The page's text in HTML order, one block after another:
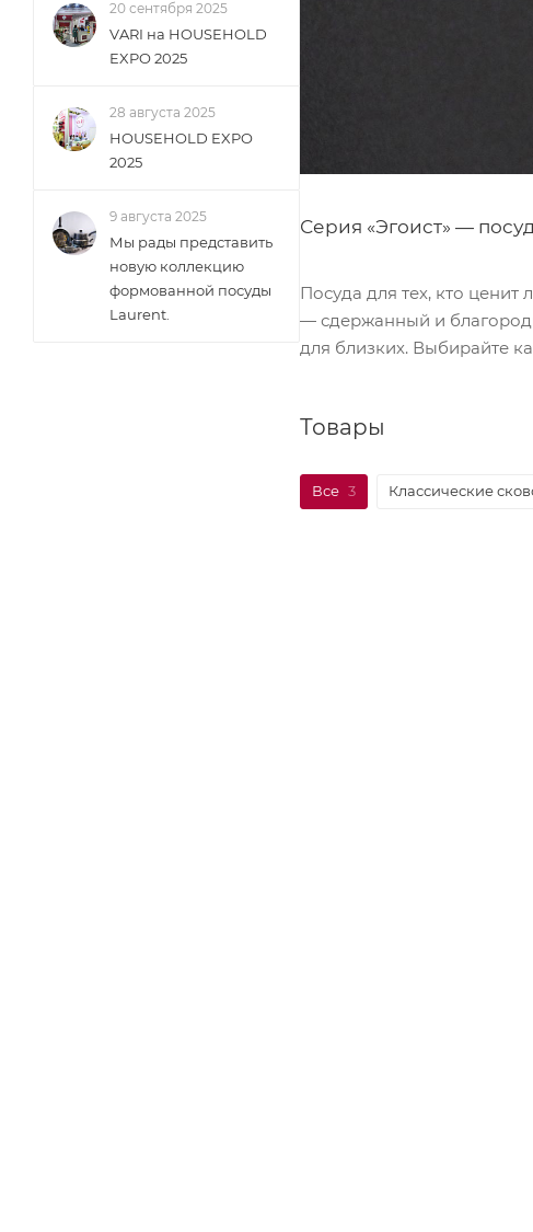
Серия «Эгоист» —
Посуда для тех, кто ценит
— сдержанный и
для близких. Выбирайте
Товары
Все 3 Классические
НАТУРА
ЭГОИСТ
20 сентября 2025
VARI на HOUSEHOLD
EXPO 2025
28 августа 2025
HOUSEHOLD EXPO
2025
9 августа 2025
Мы рады представить
новую коллекцию
формованной посуды
Laurent.